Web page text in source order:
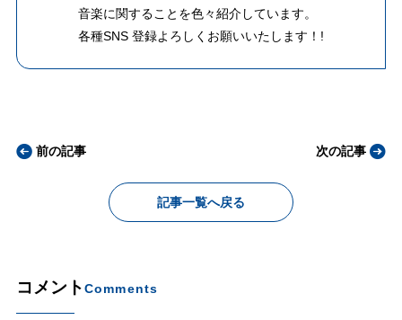
音楽に関することを色々紹介しています。
各種SNS 登録よろしくお願いいたします！!
前の記事
記事一覧へ戻る
次の記事
コメントComments